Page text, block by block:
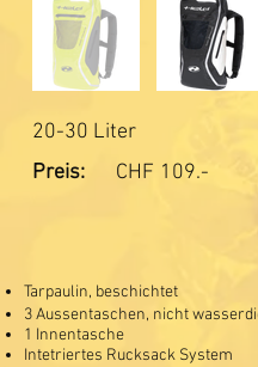
20-30 Liter
Preis:
CHF 109.-
Tarpaulin, beschichtet
3 Aussentaschen, nicht
1 Innentasche
Intetriertes Rucksack System